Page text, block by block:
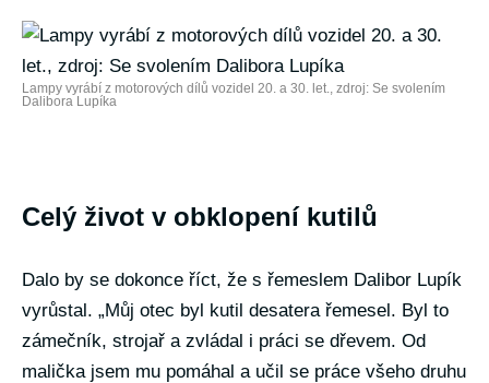
Lampy vyrábí z motorových dílů vozidel 20. a 30. let., zdroj: Se svolením
Dalibora Lupíka
Celý život v obklopení kutilů
Dalo by se dokonce říct, že s řemeslem Dalibor Lupík
vyrůstal. „Můj otec byl kutil desatera řemesel. Byl to
zámečník, strojař a zvládal i práci se dřevem. Od
malička jsem mu pomáhal a učil se práce všeho druhu